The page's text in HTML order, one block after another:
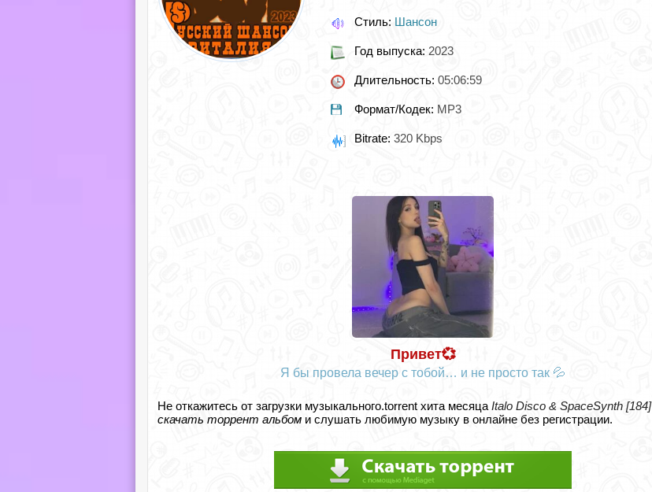
Стиль: Шансон
Год выпуска: 2023
Длительность: 05:06:59
Формат/Кодек: MP3
Bitrate: 320 Kbps
Привет💞
Я бы провела вечер с тобой… и не просто так 💦
Не откажитесь от загрузки музыкального.torrent хита месяца Italo Disco & SpaceSynth [184]
скачать торрент альбом и слушать любимую музыку в онлайне без регистрации.